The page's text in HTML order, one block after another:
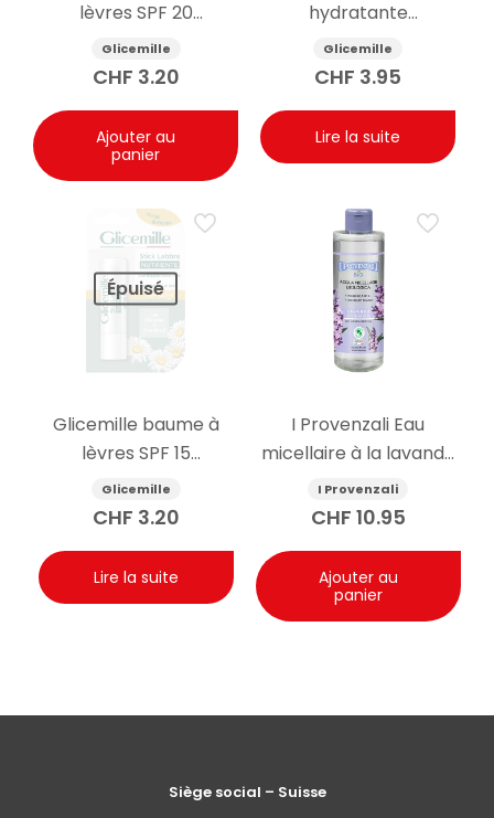
lèvres SPF 20
protecteur 5.5g
Glicemille
CHF 3.20
Ajouter au
panier
hydratante
antibactérienne pour
les mains avec
Glicemille
CHF 3.95
Lire la suite
Épuisé
Glicemille baume à
lèvres SPF 15
nourrissant 5.5g
Glicemille
CHF 3.20
Lire la suite
I Provenzali Eau
micellaire à la lavande
bio 400ml
I Provenzali
CHF 10.95
Ajouter au
panier
Siège social – Suisse